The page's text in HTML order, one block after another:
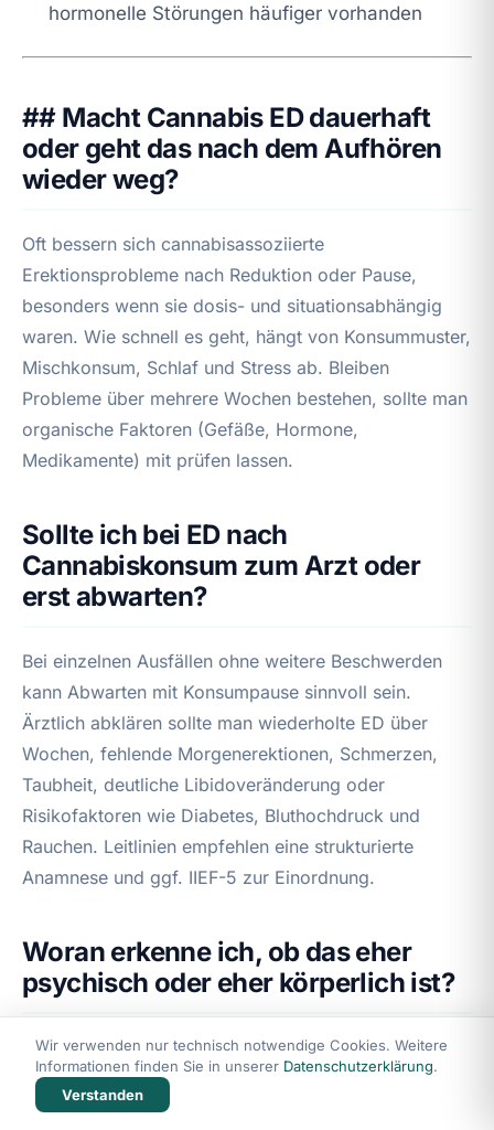
hormonelle Störungen häufiger vorhanden
## Macht Cannabis ED dauerhaft
oder geht das nach dem Aufhören
wieder weg?
Oft bessern sich cannabisassoziierte
Erektionsprobleme nach Reduktion oder Pause,
besonders wenn sie dosis- und situationsabhängig
waren. Wie schnell es geht, hängt von Konsummuster,
Mischkonsum, Schlaf und Stress ab. Bleiben
Probleme über mehrere Wochen bestehen, sollte man
organische Faktoren (Gefäße, Hormone,
Medikamente) mit prüfen lassen.
Sollte ich bei ED nach
Cannabiskonsum zum Arzt oder
erst abwarten?
Bei einzelnen Ausfällen ohne weitere Beschwerden
kann Abwarten mit Konsumpause sinnvoll sein.
Ärztlich abklären sollte man wiederholte ED über
Wochen, fehlende Morgenerektionen, Schmerzen,
Taubheit, deutliche Libidoveränderung oder
Risikofaktoren wie Diabetes, Bluthochdruck und
Rauchen. Leitlinien empfehlen eine strukturierte
Anamnese und ggf. IIEF-5 zur Einordnung.
Woran erkenne ich, ob das eher
psychisch oder eher körperlich ist?
Hinweise auf eine psychische Komponente sind
starke Situationsabhängigkeit, „Kopfkino“,
Erwartungsangst und grundsätzlich mögliche
Wir verwenden nur technisch notwendige Cookies. Weitere
Informationen finden Sie in unserer Datenschutzerklärung.
Verstanden